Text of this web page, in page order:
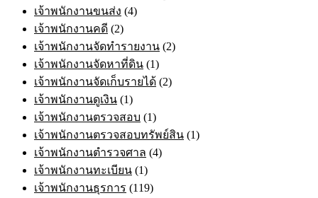
เจ้าพนักงานขนส่ง (4)
เจ้าพนักงานคดี (2)
เจ้าพนักงานจัดทำรายงาน (2)
เจ้าพนักงานจัดหาที่ดิน (1)
เจ้าพนักงานจัดเก็บรายได้ (2)
เจ้าพนักงานดูเงิน (1)
เจ้าพนักงานตรวจสอบ (1)
เจ้าพนักงานตรวจสอบทรัพย์สิน (1)
เจ้าพนักงานตำรวจศาล (4)
เจ้าพนักงานทะเบียน (1)
เจ้าพนักงานธุรการ (119)